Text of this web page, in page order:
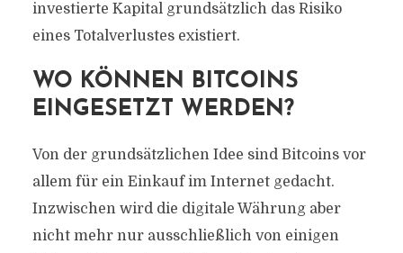
investierte Kapital grundsätzlich das Risiko
eines Totalverlustes existiert.
WO KÖNNEN BITCOINS
EINGESETZT WERDEN?
Von der grundsätzlichen Idee sind Bitcoins vor
allem für ein Einkauf im Internet gedacht.
Inzwischen wird die digitale Währung aber
nicht mehr nur ausschließlich von einigen